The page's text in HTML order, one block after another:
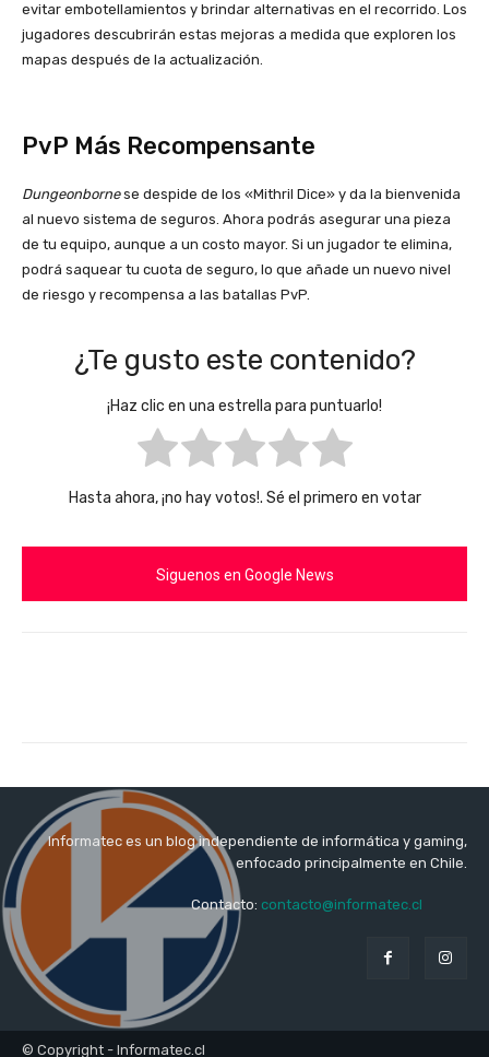
evitar embotellamientos y brindar alternativas en el recorrido. Los
jugadores descubrirán estas mejoras a medida que exploren los
mapas después de la actualización.
PvP Más Recompensante
Dungeonbornese despide de los «Mithril Dice» y da la bienvenida
al nuevo sistema de seguros. Ahora podrás asegurar una pieza
de tu equipo, aunque a un costo mayor. Si un jugador te elimina,
podrá saquear tu cuota de seguro, lo que añade un nuevo nivel
de riesgo y recompensa a las batallas PvP.
¿Te gusto este contenido?
¡Haz clic en una estrella para puntuarlo!
Hasta ahora, ¡no hay votos!. Sé el primero en votar
Siguenos en Google News
Informatec es un blog independiente de informática y gaming,
enfocado principalmente en Chile.
Contacto: contacto@informatec.cl
© Copyright - Informatec.cl